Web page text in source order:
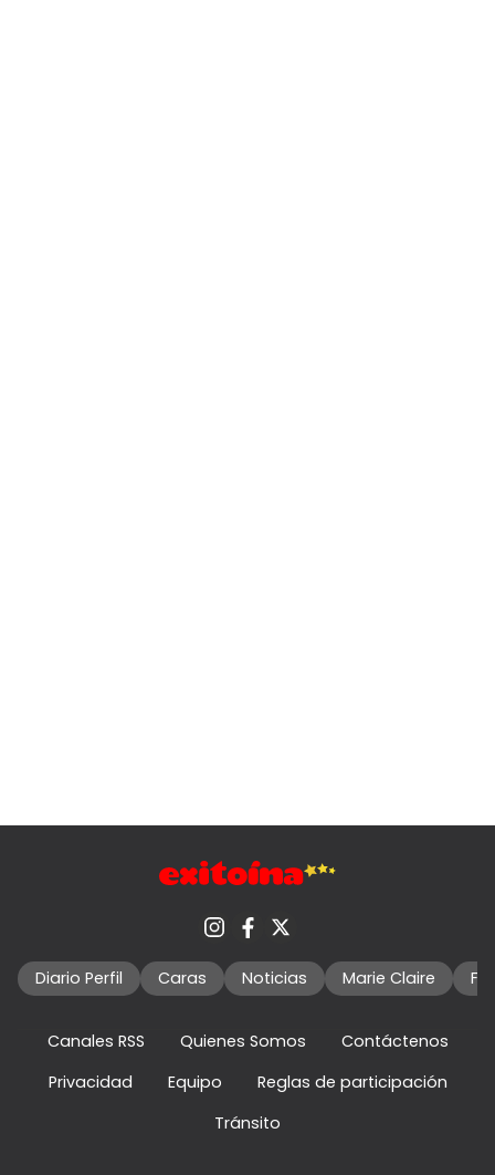
Diario Perfil Caras Noticias Marie Claire
Canales RSS Quienes Somos
Contáctenos
Privacidad
Equipo
Reglas de participación
Tránsito